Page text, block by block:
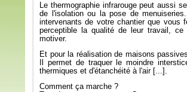
Le thermographie infrarouge peut aussi
de l'isolation ou la pose de
intervenants de votre chantier que vous
perceptible la qualité de leur travail,
motiver.
Et pour la réalisation de maisons
Il permet de traquer le moindre
thermiques et d'étanchéité à l'air [...].
Comment ça marche ?